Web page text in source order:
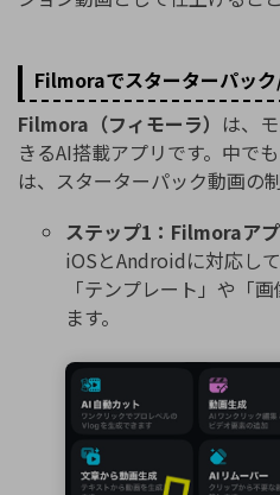
Filmoraでスターターパッ
Filmora（フィモーラ） は、
きるAI搭載アプリです。中で
は、スターターパック動画の
ステップ1：Filmoraア
iOSとAndroidに対応し
「テンプレート」や「
ます。